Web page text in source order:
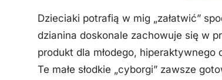
Dzieciaki potrafią w mig „załatwić”
dzianina doskonale zachowuje się w
produkt dla młodego,
Te małe słodkie „cyborgi” zawsze